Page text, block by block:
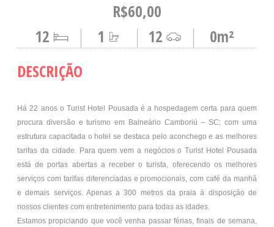
R$60,00
0m²
12
1
12
DESCRIÇÃO
Há 22 anos o Turist Hotel Pousada é a hospedagem certa para quem
procura diversão e turismo em Balneário Camboriú – SC; com uma
estrutura capacitada o hotel se destaca pelo aconchego e as melhores
tarifas da cidade. Para quem vem a negócios o Turist Hotel Pousada
está de portas abertas a receber o turista, oferecendo os melhores
serviços com tarifas diferenciadas e promocionais, com café da manhã
e demais serviços. Apenas a 300 metros da praia à disposição de
nossos clientes com entretenimento para todas as idades.
Estamos propiciando que você venha passar férias, finais de semana,